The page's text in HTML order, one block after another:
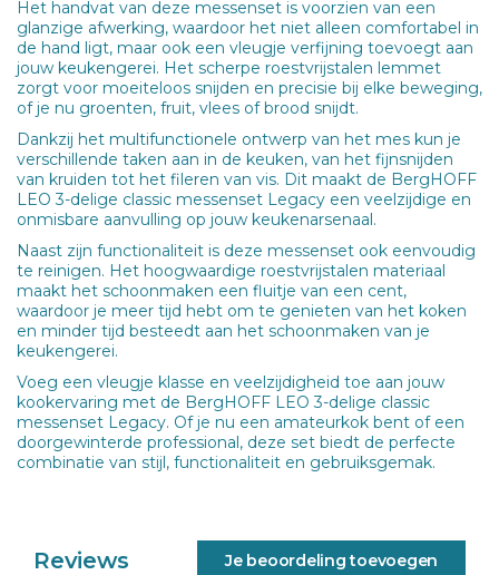
Het handvat van deze messenset is voorzien van een
glanzige afwerking, waardoor het niet alleen comfortabel in
de hand ligt, maar ook een vleugje verfijning toevoegt aan
jouw keukengerei. Het scherpe roestvrijstalen lemmet
zorgt voor moeiteloos snijden en precisie bij elke beweging,
of je nu groenten, fruit, vlees of brood snijdt.
Dankzij het multifunctionele ontwerp van het mes kun je
verschillende taken aan in de keuken, van het fijnsnijden
van kruiden tot het fileren van vis. Dit maakt de BergHOFF
LEO 3-delige classic messenset Legacy een veelzijdige en
onmisbare aanvulling op jouw keukenarsenaal.
Naast zijn functionaliteit is deze messenset ook eenvoudig
te reinigen. Het hoogwaardige roestvrijstalen materiaal
maakt het schoonmaken een fluitje van een cent,
waardoor je meer tijd hebt om te genieten van het koken
en minder tijd besteedt aan het schoonmaken van je
keukengerei.
Voeg een vleugje klasse en veelzijdigheid toe aan jouw
kookervaring met de BergHOFF LEO 3-delige classic
messenset Legacy. Of je nu een amateurkok bent of een
doorgewinterde professional, deze set biedt de perfecte
combinatie van stijl, functionaliteit en gebruiksgemak.
Reviews Je beoordeling toevoegen